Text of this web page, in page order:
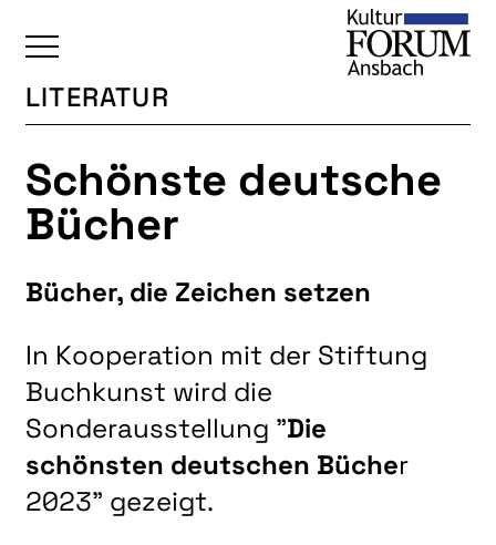
ÜBERSICHT
KALENDER
UNSERE BEREICHE
BILDENDE KUNST
FOTOGRUPPE
INTERKULTUR
JUNGE KUNSTSCHULE
KUNSTREISEN
LITERATUR
LITERATUR
Schönste deutsche
Bücher
Bücher, die Zeichen setzen
In Kooperation mit der Stiftung
Buchkunst wird die
Sonderausstellung "Die
schönsten deutschen Bücher
2023" gezeigt.